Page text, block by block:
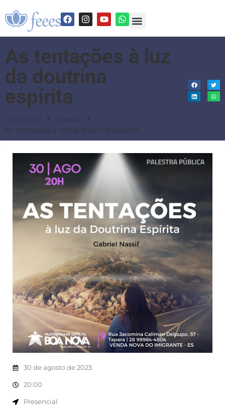
As tentações à luz
da doutrina
espírita
As tentações à luz da doutrina espírita
30 de agosto de 2023
20:00
Presencial